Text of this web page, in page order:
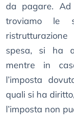
da pagare. Ad
troviamo le
spesa, si ha
mentre in
l’imposta
quali si ha
l’imposta non